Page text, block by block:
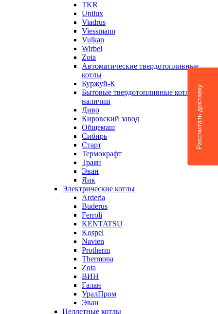
TKR
Unilux
Viadrus
Viessmann
Vulkan
Wirbel
Zota
Автоматические твердотопливные
котлы
Буржуй-К
Бытовые твердотопливные котлы в
наличии
Диво
Кировский завод
Общемаш
Сибирь
Старт
Термокрафт
Траян
Эван
Яик
Электрические котлы
Arderia
Buderus
Ferroli
KENTATSU
Kospel
Navien
Protherm
Thermona
Zota
ВИН
Галан
УралПром
Эван
Пеллетные котлы
Рассчитать доставку